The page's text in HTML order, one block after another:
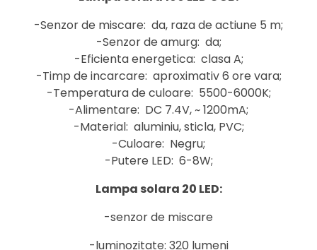
-Senzor de miscare: da, raza de actiune 5 m;
-Senzor de amurg: da;
-Eficienta energetica: clasa A;
-Timp de incarcare: aproximativ 6 ore vara;
-Temperatura de culoare: 5500-6000K;
-Alimentare: DC 7.4V, ~ 1200mA;
-Material: aluminiu, sticla, PVC;
-Culoare: Negru;
-Putere LED: 6-8W;
Lampa solara 20 LED:
-senzor de miscare
-luminozitate: 320 lumeni